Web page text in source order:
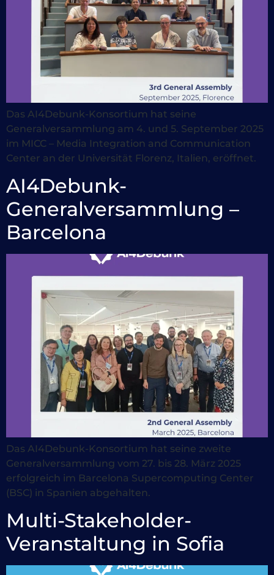
Das AI4Debunk-Konsortium hat seine
Generalversammlung am 4. und 5. September 2025
im MICC – Media Integration and Communication
Center an der Universität Florenz, Italien, eröffnet.
AI4Debunk-
Generalversammlung –
Barcelona
Das AI4Debunk-Konsortium hat seine zweite
Generalversammlung vom 27. bis 28. März 2025
erfolgreich im Barcelona Supercomputing Center
(BSC) in Spanien abgehalten.
Multi-Stakeholder-
Veranstaltung in Sofia